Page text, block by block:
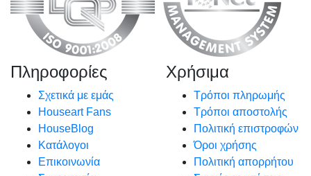
Πληροφορίες
Σχετικά με εμάς
Houseart Fans
HouseBlog
Κατάλογοι
Επικοινωνία
Χρήσιμα
Τρόποι πληρωμής
Τρόποι αποστολής
Πολιτική επιστροφών
Όροι χρήσης
Πολιτική απορρήτου